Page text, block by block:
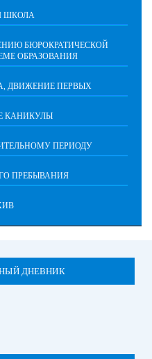
ШКОЛА
БЮРОКРАТИЧЕСКОЙ
ОБРАЗОВАНИЯ
ДВИЖЕНИЕ ПЕРВЫХ
КАНИКУЛЫ
ПЕРИОДУ
ПРЕБЫВАНИЯ
ДНЕВНИК